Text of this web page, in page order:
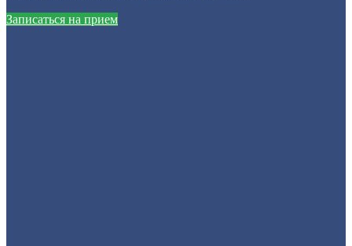
Записаться на прием